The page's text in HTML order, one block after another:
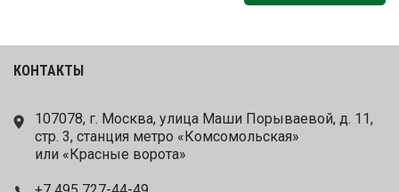
КОНТАКТЫ
107078, г. Москва, улица Маши Порываевой, д. 11,
стр. 3, станция метро «Комсомольская»
или «Красные ворота»